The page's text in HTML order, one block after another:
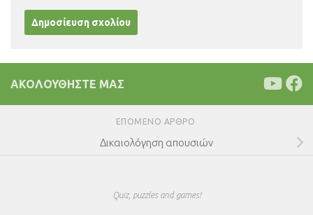
ΑΚΟΛΟΥΘΉΣΤΕ ΜΑΣ
ΕΠΌΜΕΝΟ ΆΡΘΡΟ
Δικαιολόγηση απουσιών
Quiz, puzzles and games!